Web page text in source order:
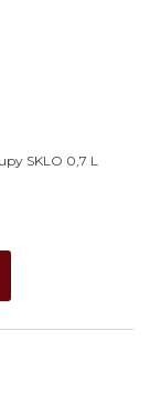
SKLO 0,7 L